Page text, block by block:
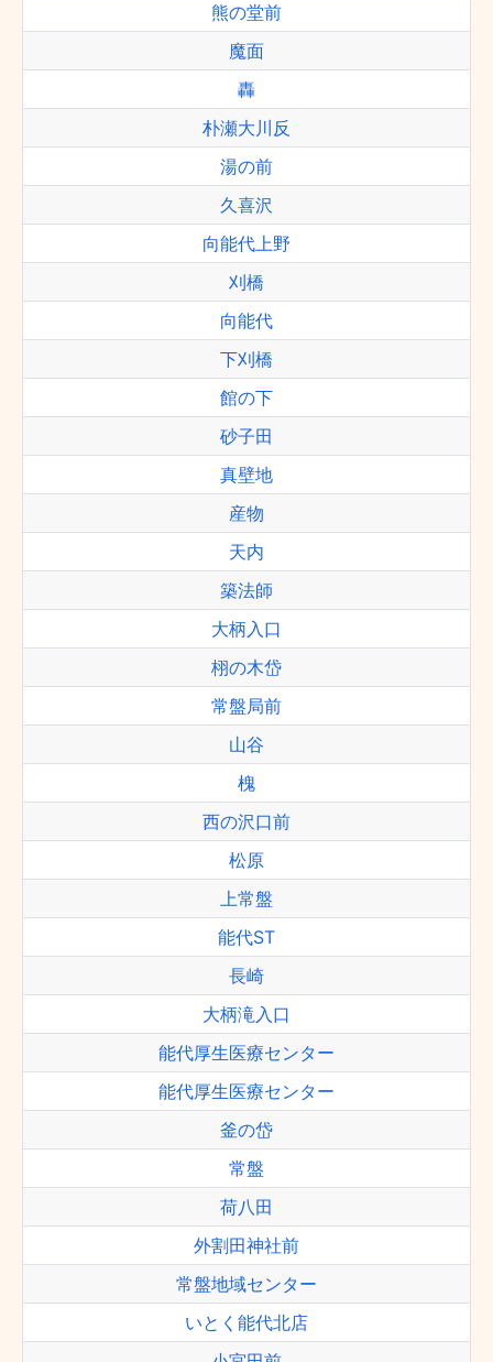
熊の堂前
魔面
轟
朴瀬大川反
湯の前
久喜沢
向能代上野
刈橋
向能代
下刈橋
館の下
砂子田
真壁地
産物
天内
築法師
大柄入口
栩の木岱
常盤局前
山谷
槐
西の沢口前
松原
上常盤
能代ST
長崎
大柄滝入口
能代厚生医療センター
能代厚生医療センター
釜の岱
常盤
荷八田
外割田神社前
常盤地域センター
いとく能代北店